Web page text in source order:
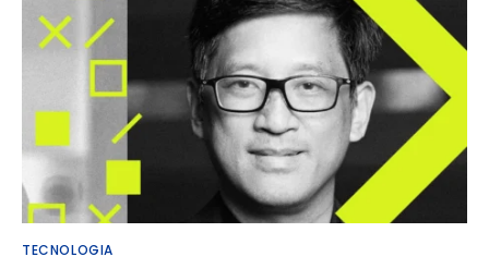
TECNOLOGIA